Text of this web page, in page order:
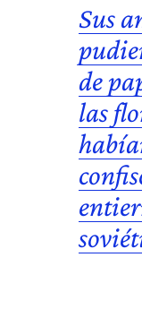
Sus
de
las